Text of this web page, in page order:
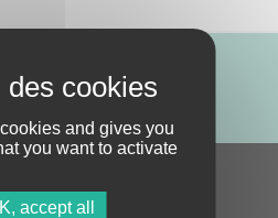
TOI !
LA NEWSLETTER
and gives you
you want to activate
accept all